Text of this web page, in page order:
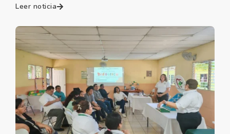
Leer noticia